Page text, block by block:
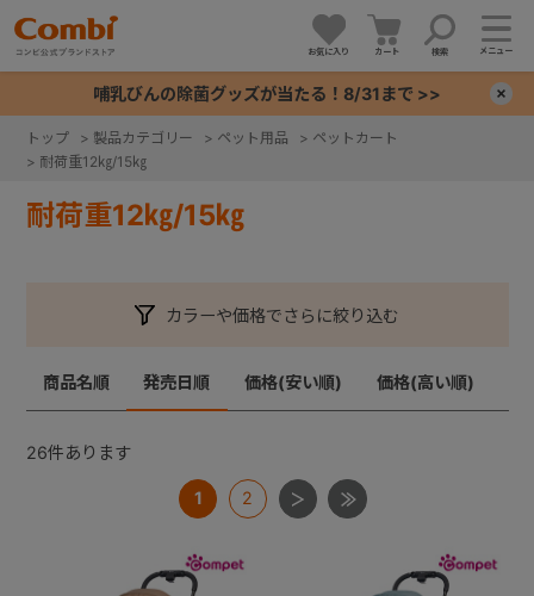
お気に入り カート 検索 メニュー
哺乳びんの除菌グッズが当たる！8/31まで >>
トップ > 製品カテゴリー > ペット用品 > ペットカート
> 耐荷重12㎏/15㎏
耐荷重12㎏/15㎏
カラーや価格でさらに絞り込む
商品名順 発売日順 価格(安い順) 価格(高い順)
26件あります
1 2